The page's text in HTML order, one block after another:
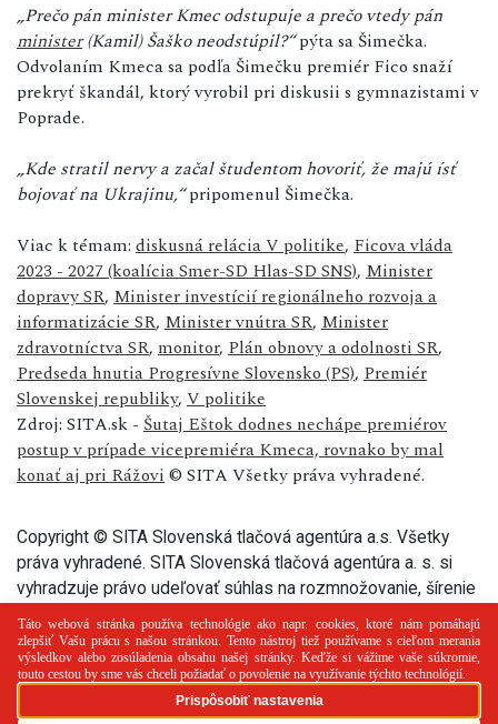
„Prečo pán minister Kmec odstupuje a prečo vtedy pán
minister(Kamil) Šaško neodstúpil?“pýta sa Šimečka.
Odvolaním Kmeca sa podľa Šimečku premiér Fico snaží
prekryť škandál, ktorý vyrobil pri diskusii s gymnazistami v
Poprade.
„Kde stratil nervy a začal študentom hovoriť, že majú ísť
bojovať na Ukrajinu,“pripomenul Šimečka.
Viac k témam: diskusná relácia V politike, Ficova vláda
2023 - 2027 (koalícia Smer-SD Hlas-SD SNS), Minister
dopravy SR, Minister investícií regionálneho rozvoja a
informatizácie SR, Minister vnútra SR, Minister
zdravotníctva SR, monitor, Plán obnovy a odolnosti SR,
Predseda hnutia Progresívne Slovensko (PS), Premiér
Slovenskej republiky, V politike
Zdroj: SITA.sk - Šutaj Eštok dodnes nechápe premiérov
postup v prípade vicepremiéra Kmeca, rovnako by mal
konať aj pri Rážovi © SITA Všetky práva vyhradené.
Copyright © SITA Slovenská tlačová agentúra a.s. Všetky
práva vyhradené. SITA Slovenská tlačová agentúra a. s. si
vyhradzuje právo udeľovať súhlas na rozmnožovanie, šírenie